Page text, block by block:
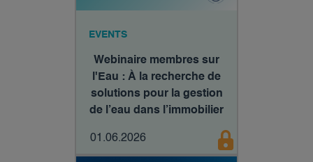
EVENTS
Webinaire membres sur
l'Eau : À la recherche de
solutions pour la gestion
de l’eau dans l’immobilier
01.06.2026